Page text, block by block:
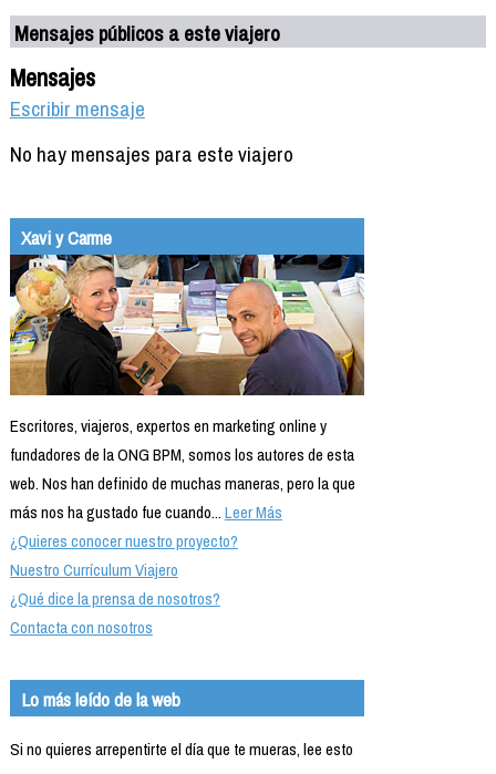
Mensajes públicos a este viajero
Mensajes
Escribir mensaje
No hay mensajes para este viajero
Xavi y Carme
Escritores, viajeros, expertos en marketing online y
fundadores de la ONG BPM, somos los autores de esta
web. Nos han definido de muchas maneras, pero la que
más nos ha gustado fue cuando...Leer Más
¿Quieres conocer nuestro proyecto?
Nuestro Currículum Viajero
¿Qué dice la prensa de nosotros?
Contacta con nosotros
Lo más leído de la web
Si no quieres arrepentirte el día que te mueras, lee esto